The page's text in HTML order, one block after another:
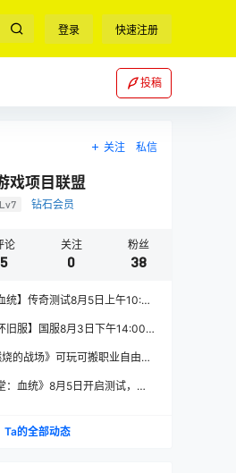
登录 快速注册
投稿
关注 私信
戏项目联盟
Lv7 钻石会员
论
5
关注
0
粉丝
38
统】传奇测试8月5日上午10:00
旧服】国服8月3日下午14:00
烧的战场》可玩可搬职业自由，
：血统》8月5日开启测试，
Ta的全部动态